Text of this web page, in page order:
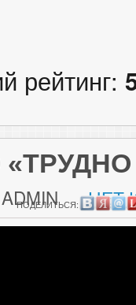
рейтинг:
ADMIN НЕТ
ПОДЕЛИТЬСЯ: